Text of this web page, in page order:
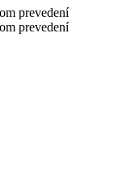
prevedení
prevedení